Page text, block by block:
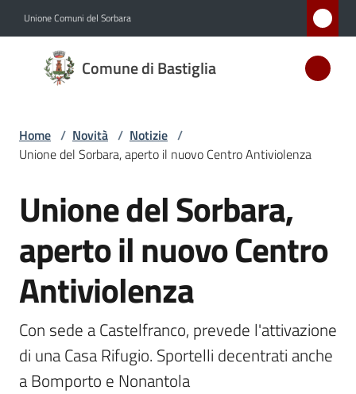
Unione Comuni del Sorbara
Comune di Bastiglia
Comune
di
Novità
Servizi
Vivere
Bastiglia
Home / Novità / Notizie /
Unione del Sorbara, aperto il nuovo Centro Antiviolenza
Salta al contenuto
Unione del Sorbara,
aperto il nuovo Centro
Antiviolenza
Con sede a Castelfranco, prevede l'attivazione
di una Casa Rifugio. Sportelli decentrati anche
a Bomporto e Nonantola